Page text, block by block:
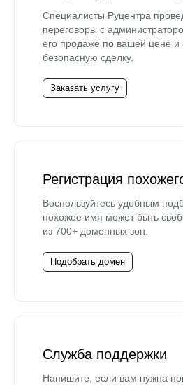
Специалисты Руцентра
переговоры с
его продаже по вашей цене и
безопасную сделку.
Заказать услугу
Регистрация
Воспользуйтесь удобным
похожее имя может быть
из 700+ доменных зон.
Подобрать домен
Служба поддержки
Напишите, если вам нужна